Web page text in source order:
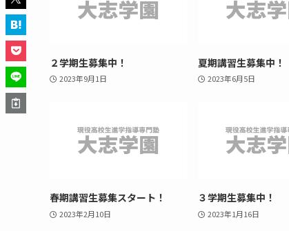
２学期生募集中！
2023年9月1日
夏期講習生募集中！
2023年6月5日
春期講習生募集スタート！
2023年2月10日
３学期生募集中！
2023年1月16日